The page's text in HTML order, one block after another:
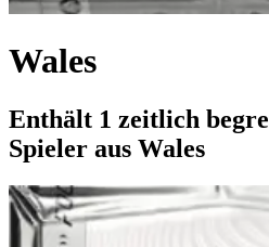
Wales
Enthält 1 zeitlich
Spieler aus Wales